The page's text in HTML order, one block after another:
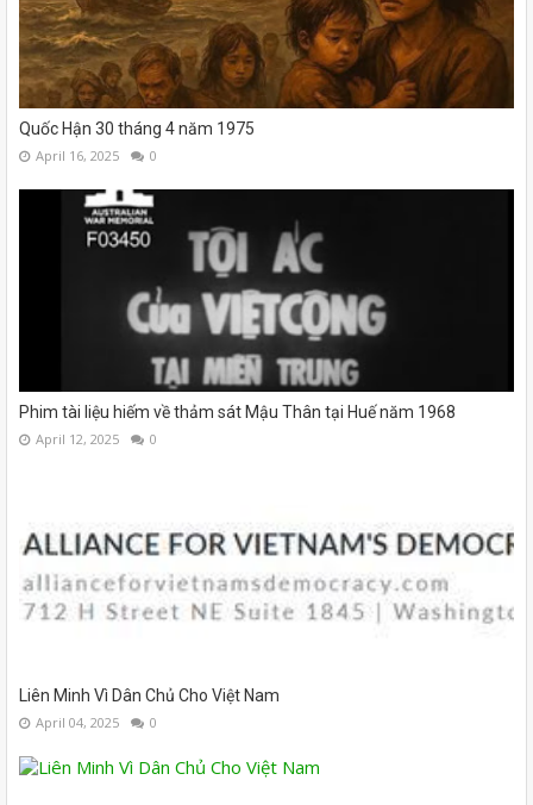
Quốc Hận 30 tháng 4 năm 1975
April 16, 2025 0
Phim tài liệu hiếm về thảm sát Mậu Thân tại Huế năm 1968
April 12, 2025 0
Liên Minh Vì Dân Chủ Cho Việt Nam
April 04, 2025 0